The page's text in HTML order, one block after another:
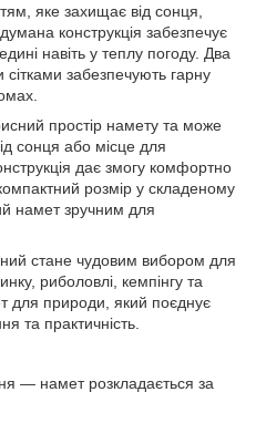
яке захищає від сонця,
конструкція забезпечує
навіть у теплу погоду. Два
сітками забезпечують гарну
простір намету та може
сонця або місце для
дає змогу комфортно
розмір у складеному
намет зручним для
стане чудовим вибором для
риболовлі, кемпінгу та
для природи, який поєднує
та практичність.
— намет розкладається за